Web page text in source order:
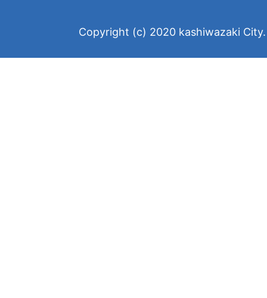
Copyright (c) 2020 kashiwazaki